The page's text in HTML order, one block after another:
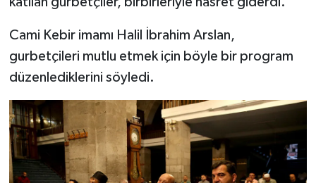
Cami Kebir imamı Halil İbrahim Arslan,
gurbetçileri mutlu etmek için böyle bir program
düzenlediklerini söyledi.
Denizli Müftülüğü
Düzce Müftülüğü
Edirne Müftülüğü
Elazığ Müftülüğü
Diyanet TV
YAŞAM